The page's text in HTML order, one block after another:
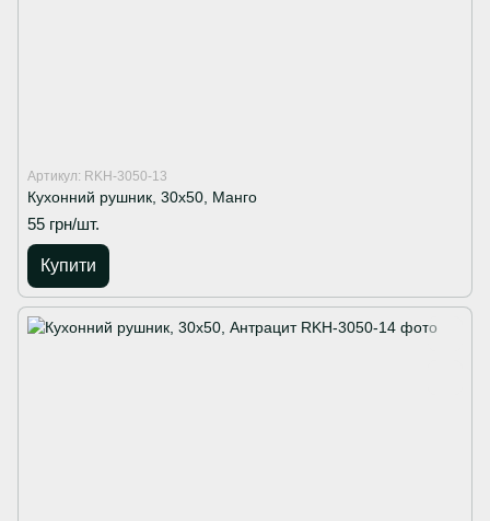
Артикул: RKH-3050-13
Кухонний рушник, 30х50, Манго
55 грн/шт.
Купити